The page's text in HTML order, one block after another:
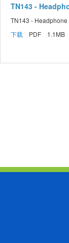
TN143 -
TN143 - Headphone
下载 PDF 1.1MB